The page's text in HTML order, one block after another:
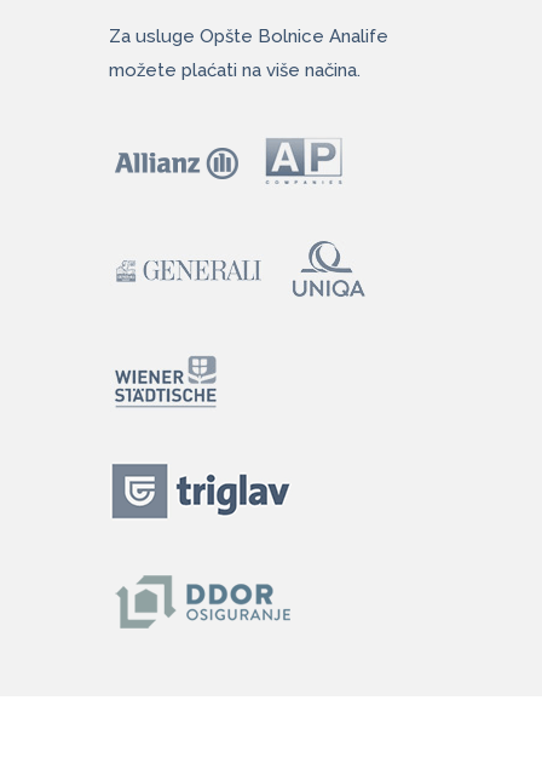
Za usluge Opšte Bolnice Analife
možete plaćati na više načina.